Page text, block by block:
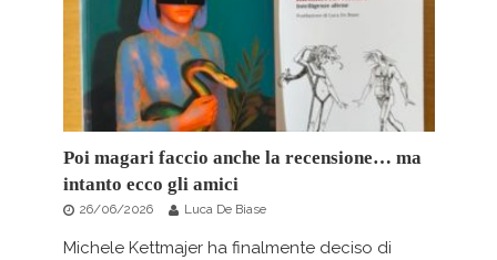
Poi magari faccio anche la recensione… ma
intanto ecco gli amici
26/06/2026 Luca De Biase
Michele Kettmajer ha finalmente deciso di